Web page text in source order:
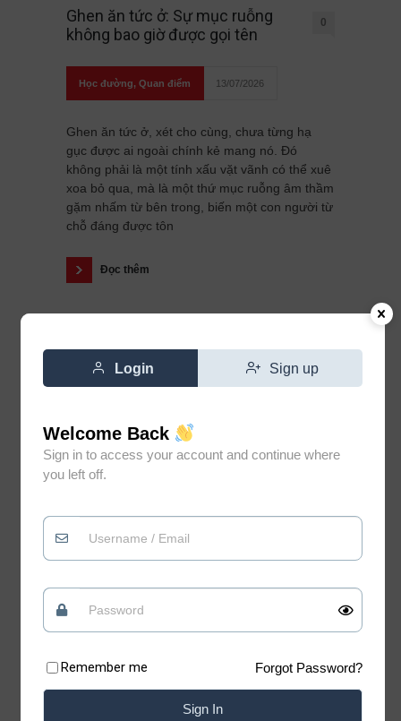
Ghen ăn tức ở: Sự mục ruỗng
không bao giờ được gọi tên
0
Học đường, Quan điểm 13/07/2026
Ghen ăn tức ở, xét cho cùng, chưa từng hạ
gục được ai ngoài chính kẻ mang nó. Đó
không phải là một tính xấu vặt vãnh có thể xuê
xoa bỏ qua, mà là một thứ mục ruỗng âm thầm
gặm nhấm từ bên trong, biến một con người từ
chỗ đáng được tôn
Đọc thêm
Đừng vì gặp vài người không
xứng đáng mà đánh mất niềm
Quan điểm 09/07/2026
Có những lúc, sống “chua” một chút mới giữ
tâm hồn đang tìm kiếm sự bình yên. Chào
Login Sign up
Welcome Back
Sign in to access your account and continue where
you left off.
Remember me Forgot Password?
Sign In